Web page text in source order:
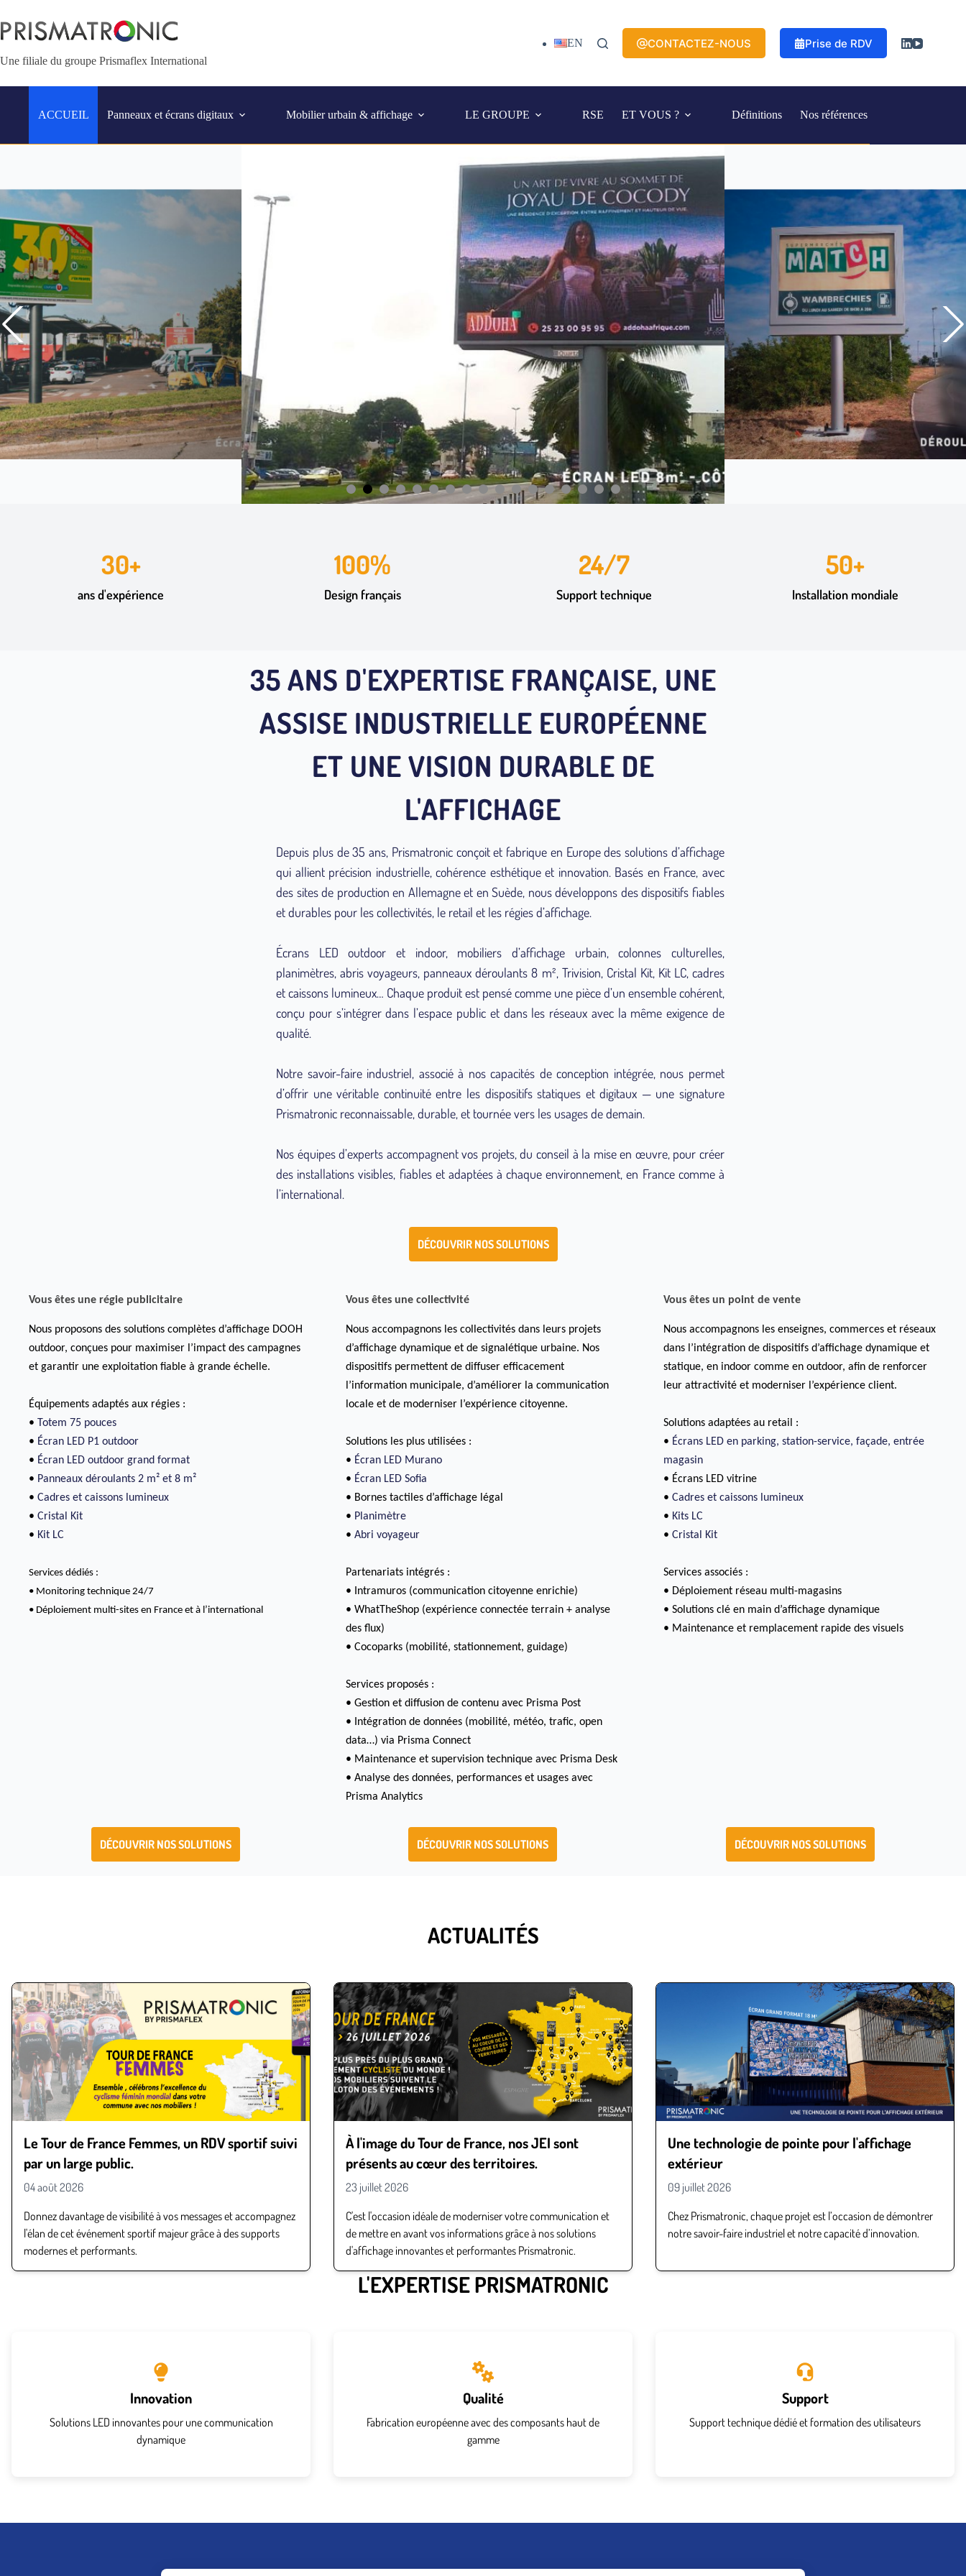
Une filiale du groupe Prismaflex International
EN CONTACTEZ-NOUS Prise de RDV
ACCUEIL Panneaux et écrans digitaux Mobilier urbain & affichage LE GROUPE RSE ET VOUS ? Définitions Nos références
- USA
30+
ans d'expérience
100%
Design français
24/7
Support technique
50+
Installation mondiale
35 ANS D'EXPERTISE FRANÇAISE, UNE
ASSISE INDUSTRIELLE EUROPÉENNE
ET UNE VISION DURABLE DE
L'AFFICHAGE
Depuis plus de 35 ans, Prismatronic conçoit et fabrique en Europe des solutions d’affichage
qui allient précision industrielle, cohérence esthétique et innovation. Basés en France, avec
des sites de production en Allemagne et en Suède, nous développons des dispositifs fiables
et durables pour les collectivités, le retail et les régies d’affichage.
Écrans LED outdoor et indoor, mobiliers d’affichage urbain, colonnes culturelles,
planimètres, abris voyageurs, panneaux déroulants 8 m², Trivision, Cristal Kit, Kit LC, cadres
et caissons lumineux… Chaque produit est pensé comme une pièce d’un ensemble cohérent,
conçu pour s’intégrer dans l’espace public et dans les réseaux avec la même exigence de
qualité.
Notre savoir-faire industriel, associé à nos capacités de conception intégrée, nous permet
d’offrir une véritable continuité entre les dispositifs statiques et digitaux — une signature
Prismatronic reconnaissable, durable, et tournée vers les usages de demain.
Nos équipes d’experts accompagnent vos projets, du conseil à la mise en œuvre, pour créer
des installations visibles, fiables et adaptées à chaque environnement, en France comme à
l’international.
DÉCOUVRIR NOS SOLUTIONS
Vous êtes une régie publicitaire
Nous proposons des solutions complètes d’affichage DOOH
outdoor, conçues pour maximiser l’impact des campagnes
et garantir une exploitation fiable à grande échelle.
Équipements adaptés aux régies :
• Totem 75 pouces
• Écran LED P1 outdoor
• Écran LED outdoor grand format
• Panneaux déroulants 2 m² et 8 m²
• Cadres et caissons lumineux
• Cristal Kit
• Kit LC
Services dédiés :
• Monitoring technique 24/7
• Déploiement multi-sites en France et à l’international
Vous êtes une collectivité
Nous accompagnons les collectivités dans leurs projets
d’affichage dynamique et de signalétique urbaine. Nos
dispositifs permettent de diffuser efficacement
l’information municipale, d’améliorer la communication
locale et de moderniser l’expérience citoyenne.
Solutions les plus utilisées :
• Écran LED Murano
• Écran LED Sofia
• Bornes tactiles d’affichage légal
• Planimètre
•Abri voyageur
Partenariats intégrés :
• Intramuros (communication citoyenne enrichie)
• WhatTheShop (expérience connectée terrain + analyse
des flux)
• Cocoparks (mobilité, stationnement, guidage)
Services proposés :
• Gestion et diffusion de contenu avec Prisma Post
• Intégration de données (mobilité, météo, trafic, open
data…) via Prisma Connect
• Maintenance et supervision technique avec Prisma Desk
• Analyse des données, performances et usages avec
Prisma Analytics
Vous êtes un point de vente
Nous accompagnons les enseignes, commerces et réseaux
dans l’intégration de dispositifs d’affichage dynamique et
statique, en indoor comme en outdoor, afin de renforcer
leur attractivité et moderniser l’expérience client.
Solutions adaptées au retail :
• Écrans LED en parking, station-service, façade, entrée
magasin
• Écrans LED vitrine
• Cadres et caissons lumineux
• Kits LC
• Cristal Kit
Services associés :
• Déploiement réseau multi-magasins
• Solutions clé en main d’affichage dynamique
• Maintenance et remplacement rapide des visuels
DÉCOUVRIR NOS SOLUTIONS DÉCOUVRIR NOS SOLUTIONS DÉCOUVRIR NOS SOLUTIONS
ACTUALITÉS
Le Tour de France Femmes, un RDV sportif suivi
par un large public.
04 août 2026
Donnez davantage de visibilité à vos messages et accompagnez
l'élan de cet événement sportif majeur grâce à des supports
modernes et performants.
À l'image du Tour de France, nos JEI sont
présents au cœur des territoires.
23 juillet 2026
C'est l'occasion idéale de moderniser votre communication et
de mettre en avant vos informations grâce à nos solutions
d'affichage innovantes et performantes Prismatronic.
Une technologie de pointe pour l'affichage
extérieur
09 juillet 2026
Chez Prismatronic, chaque projet est l’occasion de démontrer
notre savoir-faire industriel et notre capacité d’innovation.
L'EXPERTISE PRISMATRONIC
Innovation
Solutions LED innovantes pour une communication
dynamique
Qualité
Fabrication européenne avec des composants haut de
gamme
Support
Support technique dédié et formation des utilisateurs